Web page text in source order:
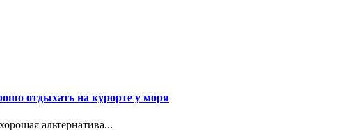
отдыхать на курорте у моря
альтернатива...